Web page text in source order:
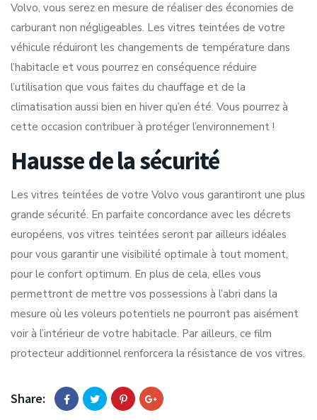
Volvo, vous serez en mesure de réaliser des économies de
carburant non négligeables. Les vitres teintées de votre
véhicule réduiront les changements de température dans
l’habitacle et vous pourrez en conséquence réduire
l’utilisation que vous faites du chauffage et de la
climatisation aussi bien en hiver qu’en été. Vous pourrez à
cette occasion contribuer à protéger l’environnement !
Hausse de la sécurité
Les vitres teintées de votre Volvo vous garantiront une plus
grande sécurité. En parfaite concordance avec les décrets
européens, vos vitres teintées seront par ailleurs idéales
pour vous garantir une visibilité optimale à tout moment,
pour le confort optimum. En plus de cela, elles vous
permettront de mettre vos possessions à l’abri dans la
mesure où les voleurs potentiels ne pourront pas aisément
voir à l’intérieur de votre habitacle. Par ailleurs, ce film
protecteur additionnel renforcera la résistance de vos vitres.
Share: